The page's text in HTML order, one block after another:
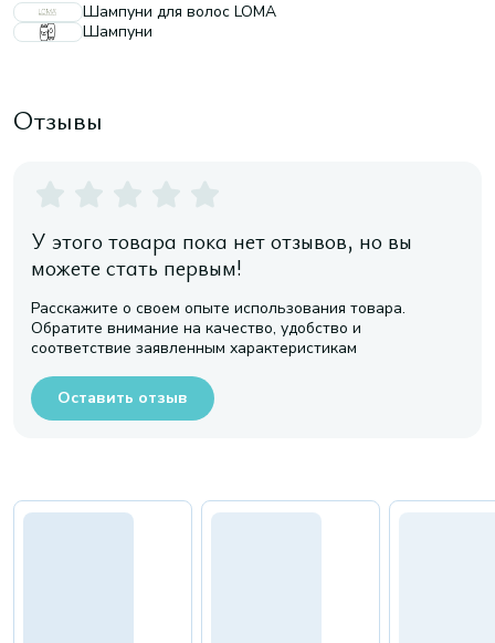
Шампуни для волос LOMA
Шампуни
Отзывы
У этого товара пока нет отзывов, но вы
можете стать первым!
Расскажите о своем опыте использования товара.
Обратите внимание на качество, удобство и
соответствие заявленным характеристикам
Оставить отзыв